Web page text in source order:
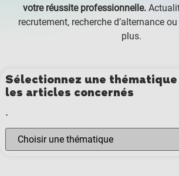
votre réussite professionnelle.
recrutement, recherche d’alternance
plus.
Sélectionnez une
les articles concernés
.